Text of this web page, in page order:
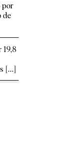
por
de
19,8
[...]